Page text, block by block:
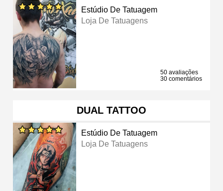
Estúdio De Tatuagem
Loja De Tatuagens
50 avaliações
30 comentários
DUAL TATTOO
Estúdio De Tatuagem
Loja De Tatuagens